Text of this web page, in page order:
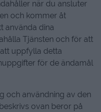
när du ansluter
och kommer åt
använda dina
Tjänsten och för att
uppfylla detta
för de ändamål
och användning av den
ovan beror på